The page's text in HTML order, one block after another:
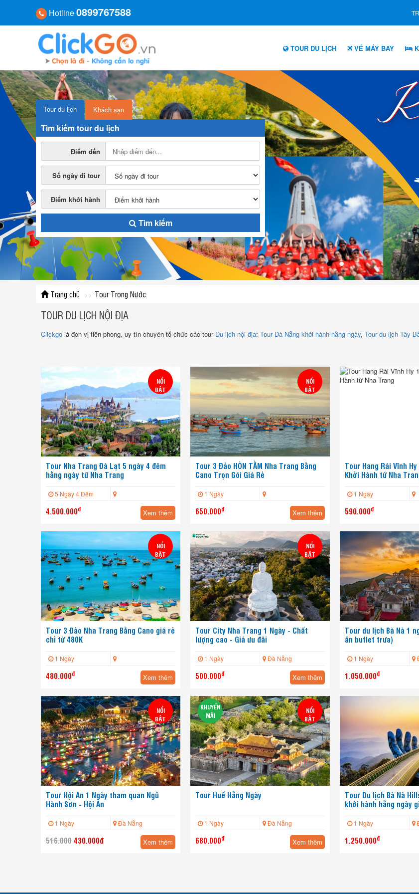
Hotline0899767588
TOUR DU LỊCH VÉ MÁY BAY
Tour du lịch Khách sạn
Tìm kiếm tour du lịch
Điểm đến
Số ngày đi tour
Điểm khởi hành
Tìm kiếm
Trang chủ Tour Trong Nước
TOUR DU LỊCH NỘI ĐỊA
Clickgo là đơn vị tiên phong, uy tín chuyên tổ chức các tour Du lịch nội địa: Tour Đà Nẵng khởi hành hằng ngày, Tour du lịch Tây
NỔI
BẬT
Tour Nha Trang Đà Lạt 5 ngày 4 đêm
hằng ngày từ Nha Trang
5 Ngày 4 Đêm
4.500.000đ Xem thêm
NỔI
BẬT
Tour 3 Đảo HÒN TẰM Nha Trang Bằng
Cano Trọn Gói Giá Rẻ
1 Ngày
650.000đ Xem thêm
Tour Hang Rái Vĩnh Hy
Khởi Hành từ Nha
1 Ngày
590.000đ
NỔI
BẬT
Tour 3 Đảo Nha Trang Bằng Cano giá rẻ
chỉ từ 480K
1 Ngày
480.000đ Xem thêm
NỔI
BẬT
Tour City Nha Trang 1 Ngày - Chất
lượng cao - Giá ưu đãi
1 Ngày Đà Nẵng
500.000đ Xem thêm
Tour du lịch Bà Nà 1
ăn buffet trưa)
1 Ngày
1.050.000đ
NỔI
BẬT
Tour Hội An 1 Ngày tham quan Ngũ
Hành Sơn - Hội An
1 Ngày Đà Nẵng
516.000430.000đ Xem thêm
NỔI
BẬT
KHUYẾN
MÃI
Tour Huế Hằng Ngày
1 Ngày Đà Nẵng
680.000đ Xem thêm
Tour Du lịch Bà Nà
khởi hành hằng ngày
1 Ngày
1.250.000đ